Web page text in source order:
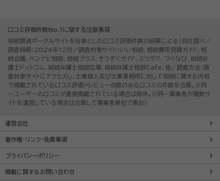
口コミ評価件数No.1に関する注意事項
相続関連ポータルサイトを対象とした口コミ評価件数の結果による（自社調べ／
調査時期：2024年12月／調査対象サイト：いい相続、相続費用見積ガイド、相
続会議、ベンナビ相続、相続プラス、そうぞくガイド、ミツモア、つぐなび、相続弁
護士ドットコム、相続弁護士相談広場、相続弁護士相談Cafe、他／調査方法：調
査対象サイトにアクセスし、士業個人及び士業事務所に対して相続に関する内容
で掲載されている口コミ評価=レビュー点数のある口コミの件数を合算。※同
一ユーザーの口コミが重複掲載されている場合は除外。※同一事業者が複数サ
イトを運営している場合は合算して事業者単位で集計）
運営会社
著作権・リンク・免責事項
プライバシーポリシー
掲載に関するお問い合わせ